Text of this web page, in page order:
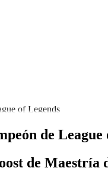
de League
de Maestría